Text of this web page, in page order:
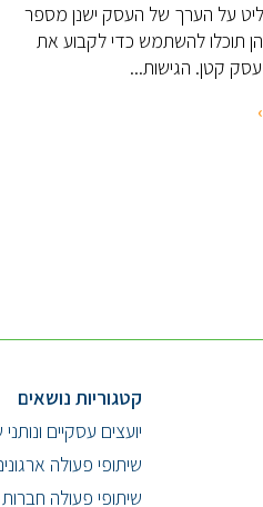
על הערך של העסק ישנן מספר
תוכלו להשתמש כדי לקבוע את
קטן. הגישות...
קטגוריות נושאים
יועצים עסקיים
שיתופי פעולה
שיתופי פעולה חברות